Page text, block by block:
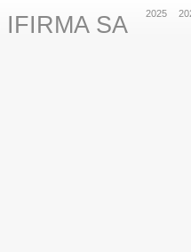
2025
IFIRMA SA